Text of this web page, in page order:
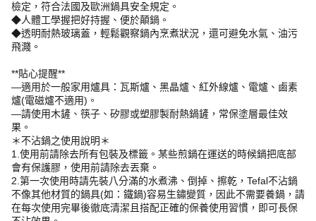
檢定，符合法國及歐洲鍋具安全規定。
◆人體工學握把好持握、便於顛鍋。
◆透明耐熱玻璃蓋，輕鬆觀察鍋內烹煮狀況，還可避免水氣、油污
飛濺。
**貼心提醒**
—適用於一般家用爐具：瓦斯爐、黑晶爐、紅外線爐、電爐、鹵素
爐(電磁爐不適用)。
—請使用木鏟、筷子、矽膠或塑膠製耐熱鍋鏟，常保塗層最佳效
果。
＊不沾鍋之使用說明＊
1.使用前請除去所有包裝及標籤。某些煎鍋在運送的時候鍋把底部
會有保護膠，使用前請除去丟棄。
2.第一次使用時請先裝八分滿的水煮沸、倒掉、擦乾，Tefal不沾鍋
不像其他材質的鍋具(如：鐵鍋)容易生鏽變質，因此不需要養鍋，請
在每次使用完畢後徹底清潔且搭配正確的保養使用習慣，即可長保